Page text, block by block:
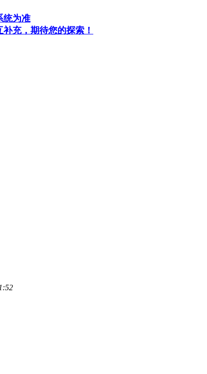
统为准
充，期待您的探索！